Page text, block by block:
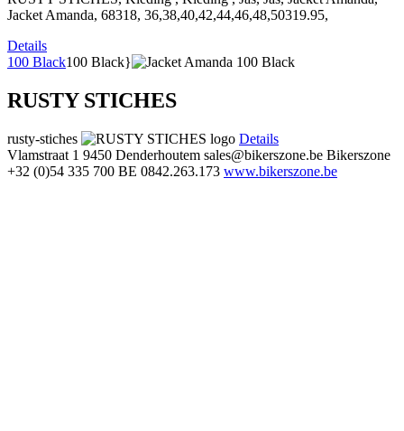
Jacket Amanda, 68318, 36,38,40,42,44,46,48,50319.95,
Details
100 Black100 Black}
RUSTY STICHES
rusty-stiches
Details
Vlamstraat 1 9450 Denderhoutem sales@bikerszone.be Bikerszone
+32 (0)54 335 700 BE 0842.263.173 www.bikerszone.be